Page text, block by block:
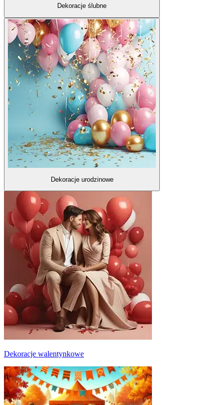
Dekoracje ślubne
Dekoracje urodzinowe
Dekoracje walentynkowe